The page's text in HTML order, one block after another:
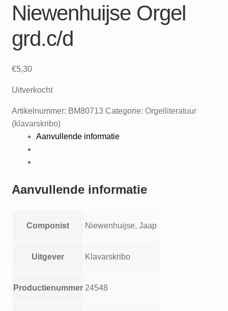
Niewenhuijse Orgel
grd.c/d
€5,30
Uitverkocht
Artikelnummer: BM80713 Categorie: Orgelliteratuur
(klavarskribo)
Aanvullende informatie
Aanvullende informatie
Componist Niewenhuijse, Jaap
Uitgever Klavarskribo
Productienummer 24548